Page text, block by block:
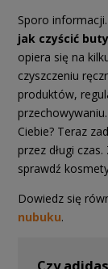
Sporo informacji.
jak czyścić
opiera się na
czyszczeniu
produktów,
Ciebie? Teraz
przez długi
sprawdź
Dowiedz się
nubuku.